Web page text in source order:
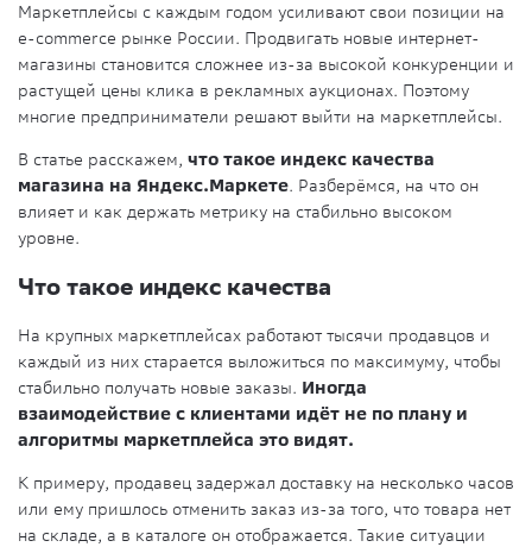
Маркетплейсы с каждым годом усиливают свои позиции на
e-commerce рынке России. Продвигать новые интернет-
магазины становится сложнее из-за высокой конкуренции и
растущей цены клика в рекламных аукционах. Поэтому
многие предприниматели решают выйти на маркетплейсы.
В статье расскажем, что такое индекс качества
магазина на Яндекс.Маркете. Разберёмся, на что он
влияет и как держать метрику на стабильно высоком
уровне.
Что такое индекс качества
На крупных маркетплейсах работают тысячи продавцов и
каждый из них старается выложиться по максимуму, чтобы
стабильно получать новые заказы. Иногда
взаимодействие с клиентами идёт не по плану и
алгоритмы маркетплейса это видят.
К примеру, продавец задержал доставку на несколько часов
или ему пришлось отменить заказ из-за того, что товара нет
на складе, а в каталоге он отображается. Такие ситуации